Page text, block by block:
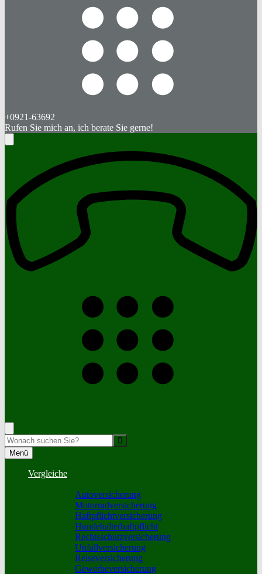
+0921-63692
Rufen Sie mich an, ich berate Sie gerne!
Menü
Vergleiche
Autoversicherung
Motorradversicherung
Haftpflichtversicherung
Hundehalterhaftpflicht
Rechtsschutzversicherung
Unfallversicherung
Reiseversicherung
Gewerbeversicherung